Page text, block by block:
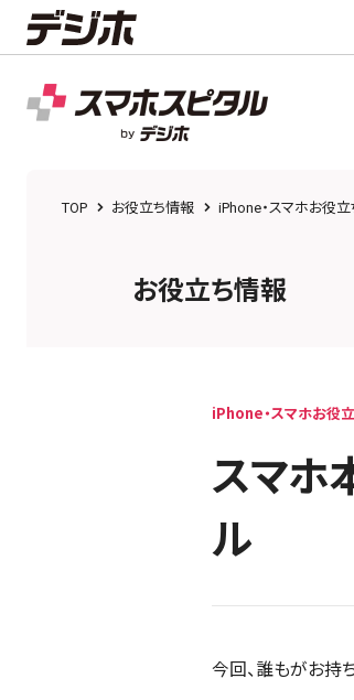
TOP お役立ち情報 iPhone・スマホお役
お役立ち情報
iPhone・スマホお役
スマホ
ル
今回、誰もがお持